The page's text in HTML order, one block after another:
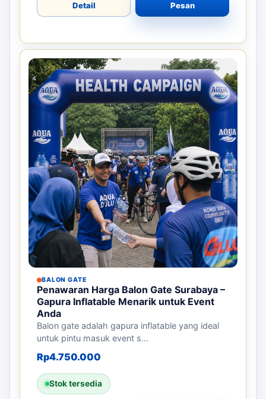
Detail Pesan
BALON GATE
Penawaran Harga Balon Gate Surabaya –
Gapura Inflatable Menarik untuk Event
Anda
Balon gate adalah gapura inflatable yang ideal
untuk pintu masuk event s...
Rp4.750.000
Stok tersedia